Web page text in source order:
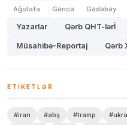
Ağstafa Gəncə Gədəbəy
Yazarlar Qərb QHT-lərİ
Müsahibə-Reportaj Qərb
ETIKETLƏR
#iran #abş #tramp